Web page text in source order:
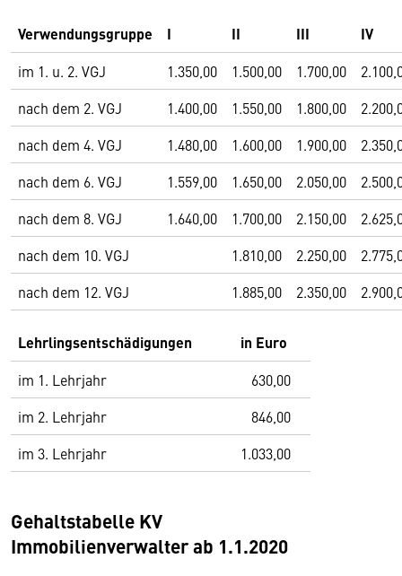
Verwendungsgruppe I II III IV
im 1. u. 2. VGJ 1.350,00 1.500,00 1.700,00
nach dem 2. VGJ
1.400,00 1.550,00 1.800,00
nach dem 4. VGJ
1.480,00 1.600,00 1.900,00
nach dem 6. VGJ
1.559,00 1.650,00 2.050,00
nach dem 8. VGJ
1.640,00 1.700,00 2.150,00
nach dem 10. VGJ
1.810,00 2.250,00
nach dem 12. VGJ
1.885,00 2.350,00
Lehrlingsentschädigungen in Euro
im 1. Lehrjahr
630,00
im 2. Lehrjahr
846,00
im 3. Lehrjahr
1.033,00
Gehaltstabelle KV
Immobilienverwalter ab 1.1.2020